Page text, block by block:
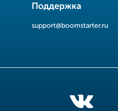
Поддержка
support@boomstarter.ru